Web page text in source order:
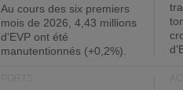
Au cours des six premiers
mois de 2026, 4,43 millions
d'EVP ont été
manutentionnés (+0,2%).